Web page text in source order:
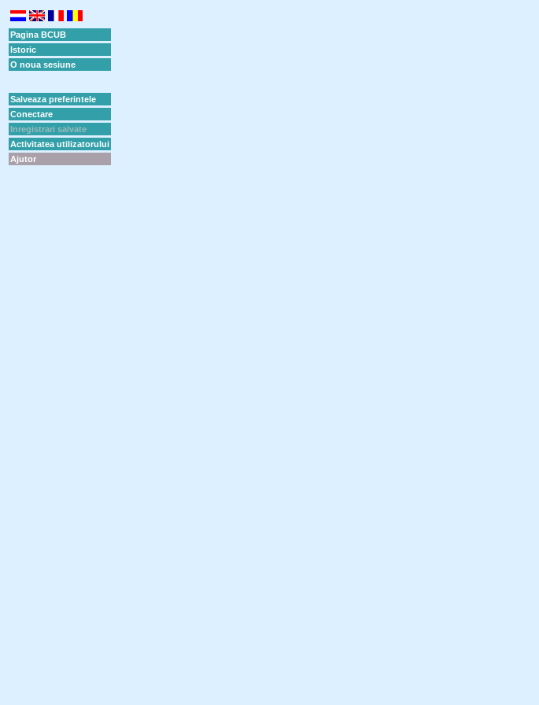
Pagina BCUB
Istoric
O noua sesiune
Salveaza preferintele
Conectare
Inregistrari salvate
Activitatea utilizatorului
Ajutor